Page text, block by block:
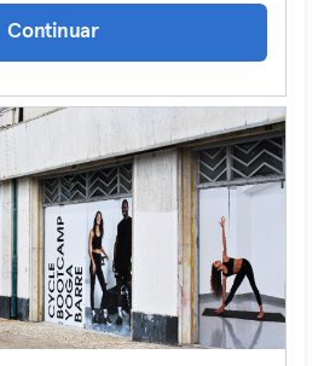
Continuar